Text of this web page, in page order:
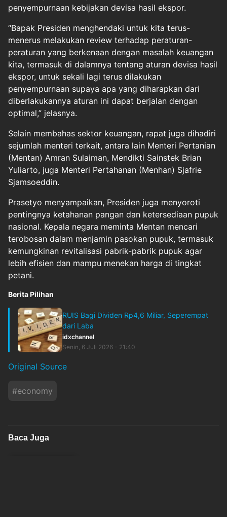
penyempurnaan kebijakan devisa hasil ekspor.
“Bapak Presiden menghendaki untuk kita terus-
menerus melakukan review terhadap peraturan-
peraturan yang berkenaan dengan masalah keuangan
kita, termasuk di dalamnya tentang aturan devisa hasil
ekspor, untuk sekali lagi terus dilakukan
penyempurnaan supaya apa yang diharapkan dari
diberlakukannya aturan ini dapat berjalan dengan
optimal,” jelasnya.
Selain membahas sektor keuangan, rapat juga dihadiri
sejumlah menteri terkait, antara lain Menteri Pertanian
(Mentan) Amran Sulaiman, Mendikti Sainstek Brian
Yuliarto, juga Menteri Pertahanan (Menhan) Sjafrie
Sjamsoeddin.
Prasetyo menyampaikan, Presiden juga menyoroti
pentingnya ketahanan pangan dan ketersediaan pupuk
nasional. Kepala negara meminta Mentan mencari
terobosan dalam menjamin pasokan pupuk, termasuk
kemungkinan revitalisasi pabrik-pabrik pupuk agar
lebih efisien dan mampu menekan harga di tingkat
petani.
Berita Pilihan
RUIS Bagi Dividen Rp4,6 Miliar, Seperempat
dari Laba
idxchannel
Senin, 6 Juli 2026 - 21:40
Original Source
#economy
Baca Juga